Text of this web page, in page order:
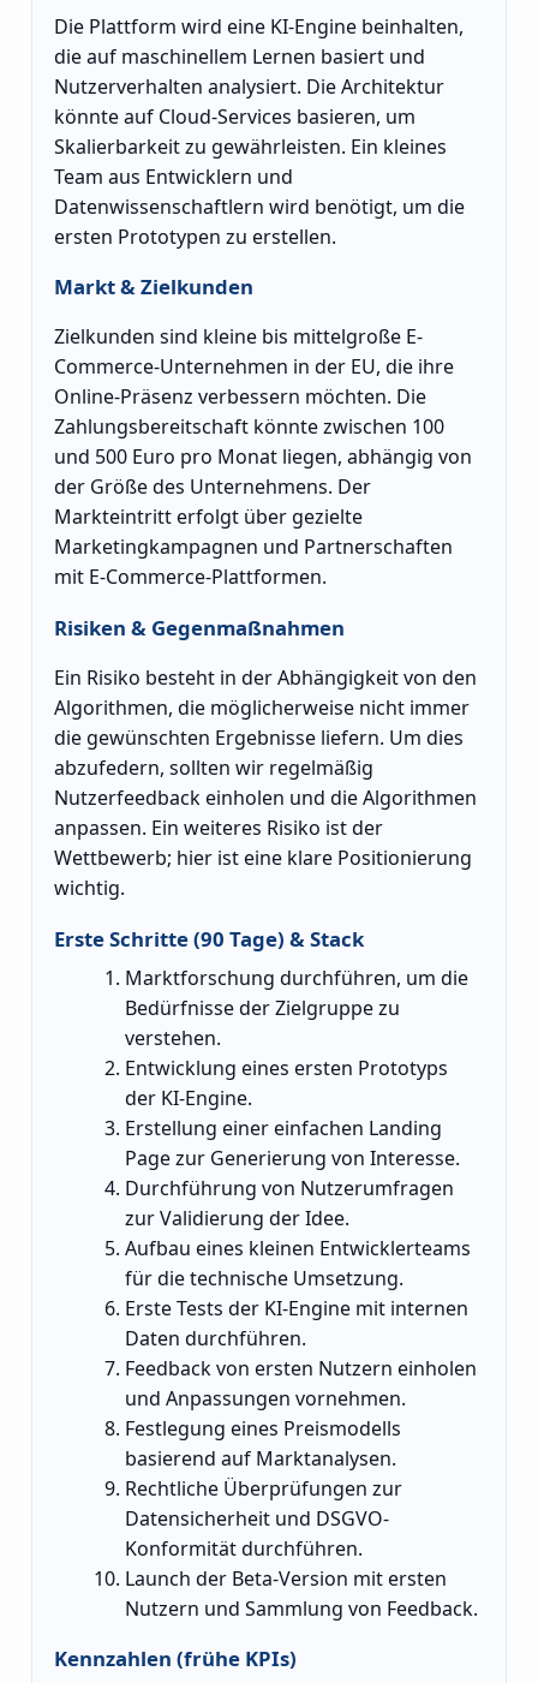
Die Plattform wird eine KI-Engine beinhalten,
die auf maschinellem Lernen basiert und
Nutzerverhalten analysiert. Die Architektur
könnte auf Cloud-Services basieren, um
Skalierbarkeit zu gewährleisten. Ein kleines
Team aus Entwicklern und
Datenwissenschaftlern wird benötigt, um die
ersten Prototypen zu erstellen.
Markt & Zielkunden
Zielkunden sind kleine bis mittelgroße E-
Commerce-Unternehmen in der EU, die ihre
Online-Präsenz verbessern möchten. Die
Zahlungsbereitschaft könnte zwischen 100
und 500 Euro pro Monat liegen, abhängig von
der Größe des Unternehmens. Der
Markteintritt erfolgt über gezielte
Marketingkampagnen und Partnerschaften
mit E-Commerce-Plattformen.
Risiken & Gegenmaßnahmen
Ein Risiko besteht in der Abhängigkeit von den
Algorithmen, die möglicherweise nicht immer
die gewünschten Ergebnisse liefern. Um dies
abzufedern, sollten wir regelmäßig
Nutzerfeedback einholen und die Algorithmen
anpassen. Ein weiteres Risiko ist der
Wettbewerb; hier ist eine klare Positionierung
wichtig.
Erste Schritte (90 Tage) & Stack
Marktforschung durchführen, um die
Bedürfnisse der Zielgruppe zu
verstehen.
Entwicklung eines ersten Prototyps
der KI-Engine.
Erstellung einer einfachen Landing
Page zur Generierung von Interesse.
Durchführung von Nutzerumfragen
zur Validierung der Idee.
Aufbau eines kleinen Entwicklerteams
für die technische Umsetzung.
Erste Tests der KI-Engine mit internen
Daten durchführen.
Feedback von ersten Nutzern einholen
und Anpassungen vornehmen.
Festlegung eines Preismodells
basierend auf Marktanalysen.
Rechtliche Überprüfungen zur
Datensicherheit und DSGVO-
Konformität durchführen.
Launch der Beta-Version mit ersten
Nutzern und Sammlung von Feedback.
Kennzahlen (frühe KPIs)